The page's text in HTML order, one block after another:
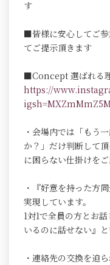
す
■皆様に安心してご
てご提示頂きます
■Concept 選ばれる
https://
・会場内では「もう
か？」だけ判断して
に困らない仕掛けをご
・『好意を持った方
実現しています。
1対1で全員の方とお
いるのに話せない』
・連絡先の交換を迫